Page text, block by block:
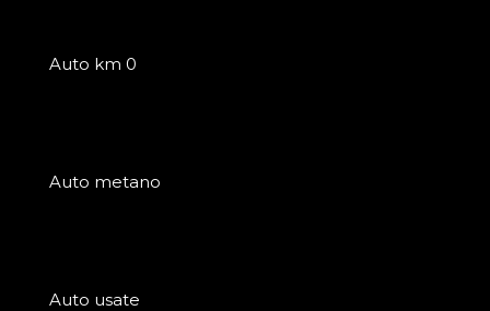
Auto km 0
Auto metano
Auto usate